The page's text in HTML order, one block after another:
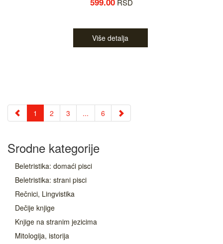
RSD
Više detalja
1 2 3 ... 6
Srodne kategorije
Beletristika: domaći pisci
Beletristika: strani pisci
Rečnici, Lingvistika
Dečije knjige
Knjige na stranim jezicima
Mitologija, istorija